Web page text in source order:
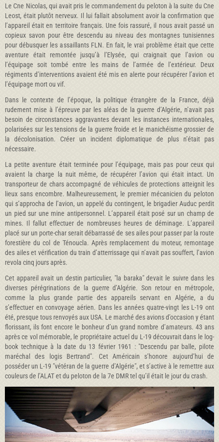
Le Cne Nicolas, qui avait pris le commandement du peloton à la suite du Cne
Leost, était plutôt nerveux. Il lui fallait absolument avoir la confirmation que
l’appareil était en territoire français. Une fois rassuré, il nous avait passé un
copieux savon pour être descendu au niveau des montagnes tunisiennes
pour débusquer les assaillants FLN. En fait, le vrai problème était que cette
aventure était remontée jusqu’à l’Elysée, qui craignait que l’avion ou
l’équipage soit tombé entre les mains de l’armée de l’extérieur. Deux
régiments d’interventions avaient été mis en alerte pour récupérer l’avion et
l’équipage mort ou vif.
Dans le contexte de l’époque, la politique étrangère de la France, déjà
rudement mise à l’épreuve par les aléas de la guerre d’Algérie, n’avait pas
besoin de circonstances aggravantes devant les instances internationales,
polarisées sur les tensions de la guerre froide et le manichéisme grossier de
la décolonisation. Créer un incident diplomatique de plus n’était pas
nécessaire.
La petite aventure était terminée pour l’équipage, mais pas pour ceux qui
avaient la charge la nuit même, de récupérer l’avion qui était intact. Un
transporteur de chars accompagné de véhicules de protections atteignit les
lieux sans encombre. Malheureusement, le premier mécanicien du peloton
qui s’approcha de l’avion, un appelé du contingent, le brigadier Auduc perdit
un pied sur une mine antipersonnel. L’appareil était posé sur un champ de
mines. Il fallut effectuer de nombreuses heures de déminage. L’appareil
placé sur un porte-char serait débarrassé de ses ailes pour passer par la route
forestière du col de Ténoucla. Après remplacement du moteur, remontage
des ailes et vérification du train d’atterrissage qui n’avait pas souffert, l’avion
revola cinq jours après.
Cet appareil avait un destin particulier, "la baraka" devait le suivre dans les
diverses pérégrinations de la guerre d’Algérie. Son retour en métropole,
comme la plus grande partie des appareils servant en Algérie, a du
s’effectuer en convoyage aérien. Dans les années quatre-vingt les L-19 ont
été, presque tous renvoyés aux USA. Le marché des avions d’occasion y étant
florissant, ils font encore le bonheur d’un grand nombre d’amateurs. 43 ans
après ce vol mémorable, le propriétaire actuel du L-19 découvrait dans le log-
book technique à la date du 13 février 1961 : "Descendu par balle, pilote
maréchal des logis Bertrand". Cet Américain s’honore aujourd’hui de
posséder un L-19 "vétéran de la guerre d’Algérie", et s’active à le remettre aux
couleurs de l’ALAT et du peloton de la 7e DMR tel qu’il était le jour du crash.